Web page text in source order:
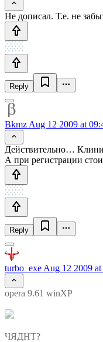
Не дописал. Т.е. не
Reply
Bkmz Aug 12 2009 at
Действительно…
А при регистрации
Reply
turbo_exe Aug 12 2009
opera 9.61 winXP
ЧЯДНТ?